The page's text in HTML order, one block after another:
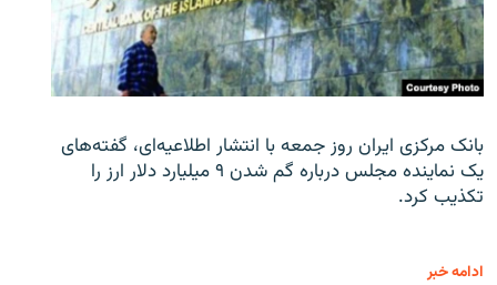
بانک مرکزی ایران روز جمعه با انتشار اطلاعیه‌ای، گفته‌های
یک نماینده مجلس درباره گم شدن ۹ میلیارد دلار ارز را
تکذیب کرد.
ادامه خبر